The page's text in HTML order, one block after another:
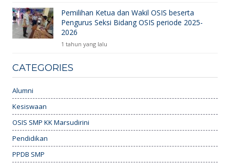
Pemilihan Ketua dan Wakil OSIS beserta
Pengurus Seksi Bidang OSIS periode 2025-
2026
1 tahun yang lalu
CATEGORIES
Alumni
Kesiswaan
OSIS SMP KK Marsudirini
Pendidikan
PPDB SMP